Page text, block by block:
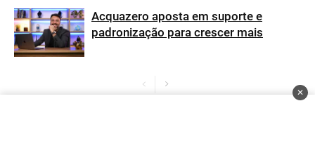
Acquazero aposta em suporte e
padronização para crescer mais
✕